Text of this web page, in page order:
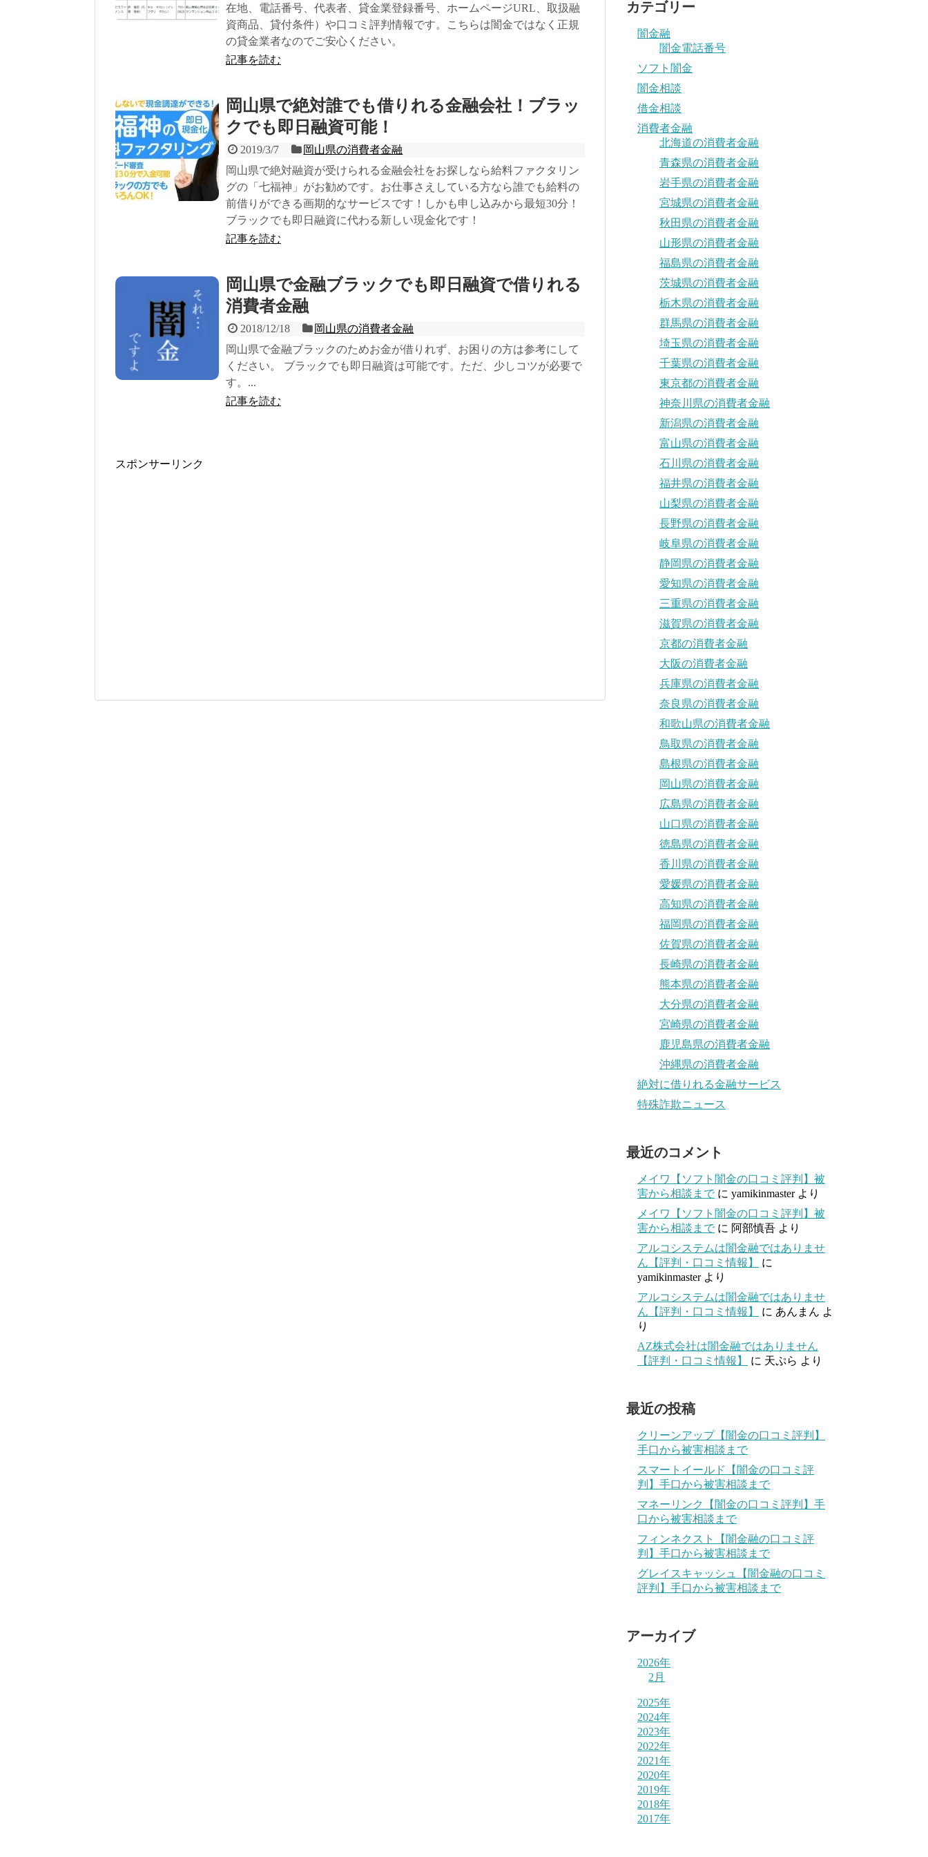
在地、電話番号、代表者、貸金業登録番号、ホームページURL、取扱融
資商品、貸付条件）や口コミ評判情報です。こちらは闇金ではなく正規
の貸金業者なのでご安心ください。
記事を読む
岡山県で絶対誰でも借りれる金融会社！ブラッ
クでも即日融資可能！
2019/3/7
岡山県の消費者金融
岡山県で絶対融資が受けられる金融会社をお探しなら給料ファクタリン
グの「七福神」がお勧めです。お仕事さえしている方なら誰でも給料の
前借りができる画期的なサービスです！しかも申し込みから最短30分！
ブラックでも即日融資に代わる新しい現金化です！
記事を読む
岡山県で金融ブラックでも即日融資で借りれる
消費者金融
2018/12/18
岡山県の消費者金融
岡山県で金融ブラックのためお金が借りれず、お困りの方は参考にして
ください。 ブラックでも即日融資は可能です。ただ、少しコツが必要で
す。...
記事を読む
スポンサーリンク
カテゴリー
闇金融
闇金電話番号
ソフト闇金
闇金相談
借金相談
消費者金融
北海道の消費者金融
青森県の消費者金融
岩手県の消費者金融
宮城県の消費者金融
秋田県の消費者金融
山形県の消費者金融
福島県の消費者金融
茨城県の消費者金融
栃木県の消費者金融
群馬県の消費者金融
埼玉県の消費者金融
千葉県の消費者金融
東京都の消費者金融
神奈川県の消費者金融
新潟県の消費者金融
富山県の消費者金融
石川県の消費者金融
福井県の消費者金融
山梨県の消費者金融
長野県の消費者金融
岐阜県の消費者金融
静岡県の消費者金融
愛知県の消費者金融
三重県の消費者金融
滋賀県の消費者金融
京都の消費者金融
大阪の消費者金融
兵庫県の消費者金融
奈良県の消費者金融
和歌山県の消費者金融
鳥取県の消費者金融
島根県の消費者金融
岡山県の消費者金融
広島県の消費者金融
山口県の消費者金融
徳島県の消費者金融
香川県の消費者金融
愛媛県の消費者金融
高知県の消費者金融
福岡県の消費者金融
佐賀県の消費者金融
長崎県の消費者金融
熊本県の消費者金融
大分県の消費者金融
宮崎県の消費者金融
鹿児島県の消費者金融
沖縄県の消費者金融
絶対に借りれる金融サービス
特殊詐欺ニュース
最近のコメント
メイワ【ソフト闇金の口コミ評判】被
害から相談まで に yamikinmasterより
メイワ【ソフト闇金の口コミ評判】被
害から相談まで に 阿部慎吾 より
アルコシステムは闇金融ではありませ
ん【評判・口コミ情報】
に
yamikinmasterより
アルコシステムは闇金融ではありませ
ん【評判・口コミ情報】
に あんまん よ
り
AZ株式会社は闇金融ではありません
【評判・口コミ情報】
に 天ぷら より
最近の投稿
クリーンアップ【闇金の口コミ評判】
手口から被害相談まで
スマートイールド【闇金の口コミ評
判】手口から被害相談まで
マネーリンク【闇金の口コミ評判】手
口から被害相談まで
フィンネクスト【闇金融の口コミ評
判】手口から被害相談まで
グレイスキャッシュ【闇金融の口コミ
評判】手口から被害相談まで
アーカイブ
2026年
2月
2025年
2024年
2023年
2022年
2021年
2020年
2019年
2018年
2017年